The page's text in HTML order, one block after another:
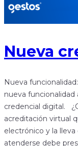
Nueva
Nueva
nueva funcionalidad
credencial digital.
acreditación virtual
electrónico y la
atenderse debe